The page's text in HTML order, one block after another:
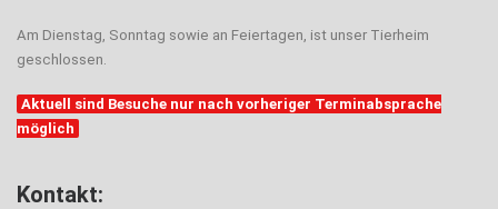
Am Dienstag, Sonntag sowie an Feiertagen, ist unser Tierheim
geschlossen.
Aktuell sind Besuche nur nach vorheriger Terminabsprache
möglich
Kontakt: